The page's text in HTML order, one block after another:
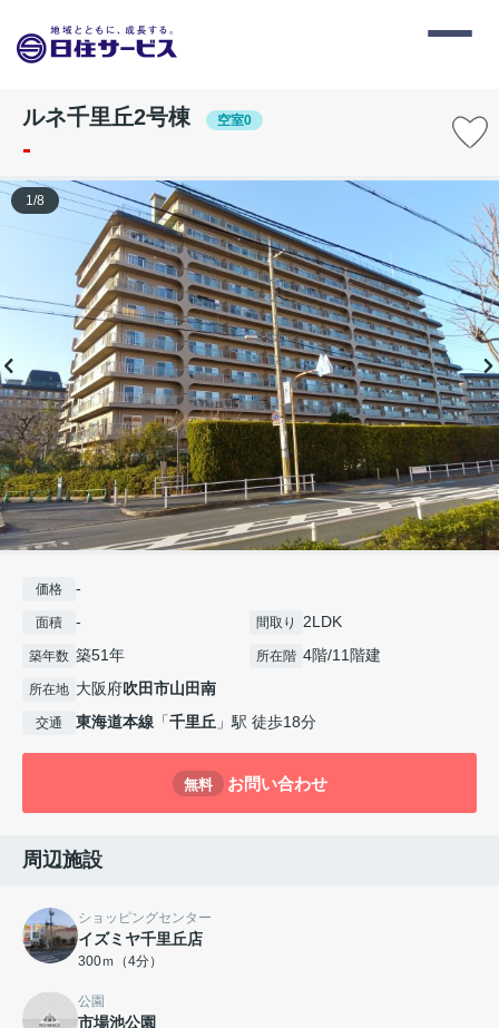
ルネ千里丘2号棟 空室0
-
1/8
価格 -
面積 - 間取り 2LDK
築年数 築51年 所在階 4階/11階建
所在地 大阪府吹田市山田南
交通 東海道本線 「千里丘 」駅 徒歩18分
無料 お問い合わせ
周辺施設
ショッピングセンター
イズミヤ千里丘店
300ｍ（4分）
公園
市場池公園